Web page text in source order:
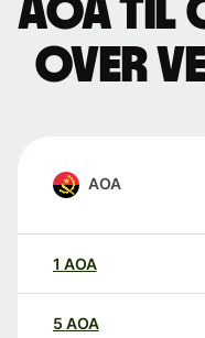
AOA til
over
AOA
1 AOA
5 AOA